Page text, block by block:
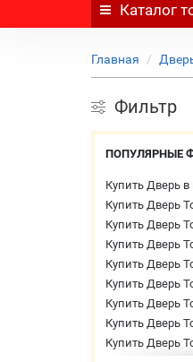
Каталог
Главная
Фильтр
ПОПУЛЯРНЫЕ
Купить Дверь
Купить Дверь
Купить Дверь
Купить Дверь
Купить Дверь
Купить Дверь
Купить Дверь
Купить Дверь
Купить Дверь